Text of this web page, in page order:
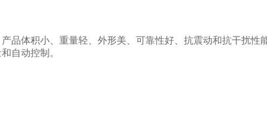
品体积小、重量轻、外形美、可靠性好、抗震动和抗干扰性
自动控制。